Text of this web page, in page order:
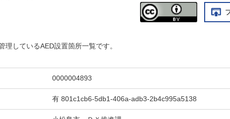
理しているAED設置箇所一覧です。
0000004893
有 801c1cb6-5db1-406a-adb3-2b4c995a5138